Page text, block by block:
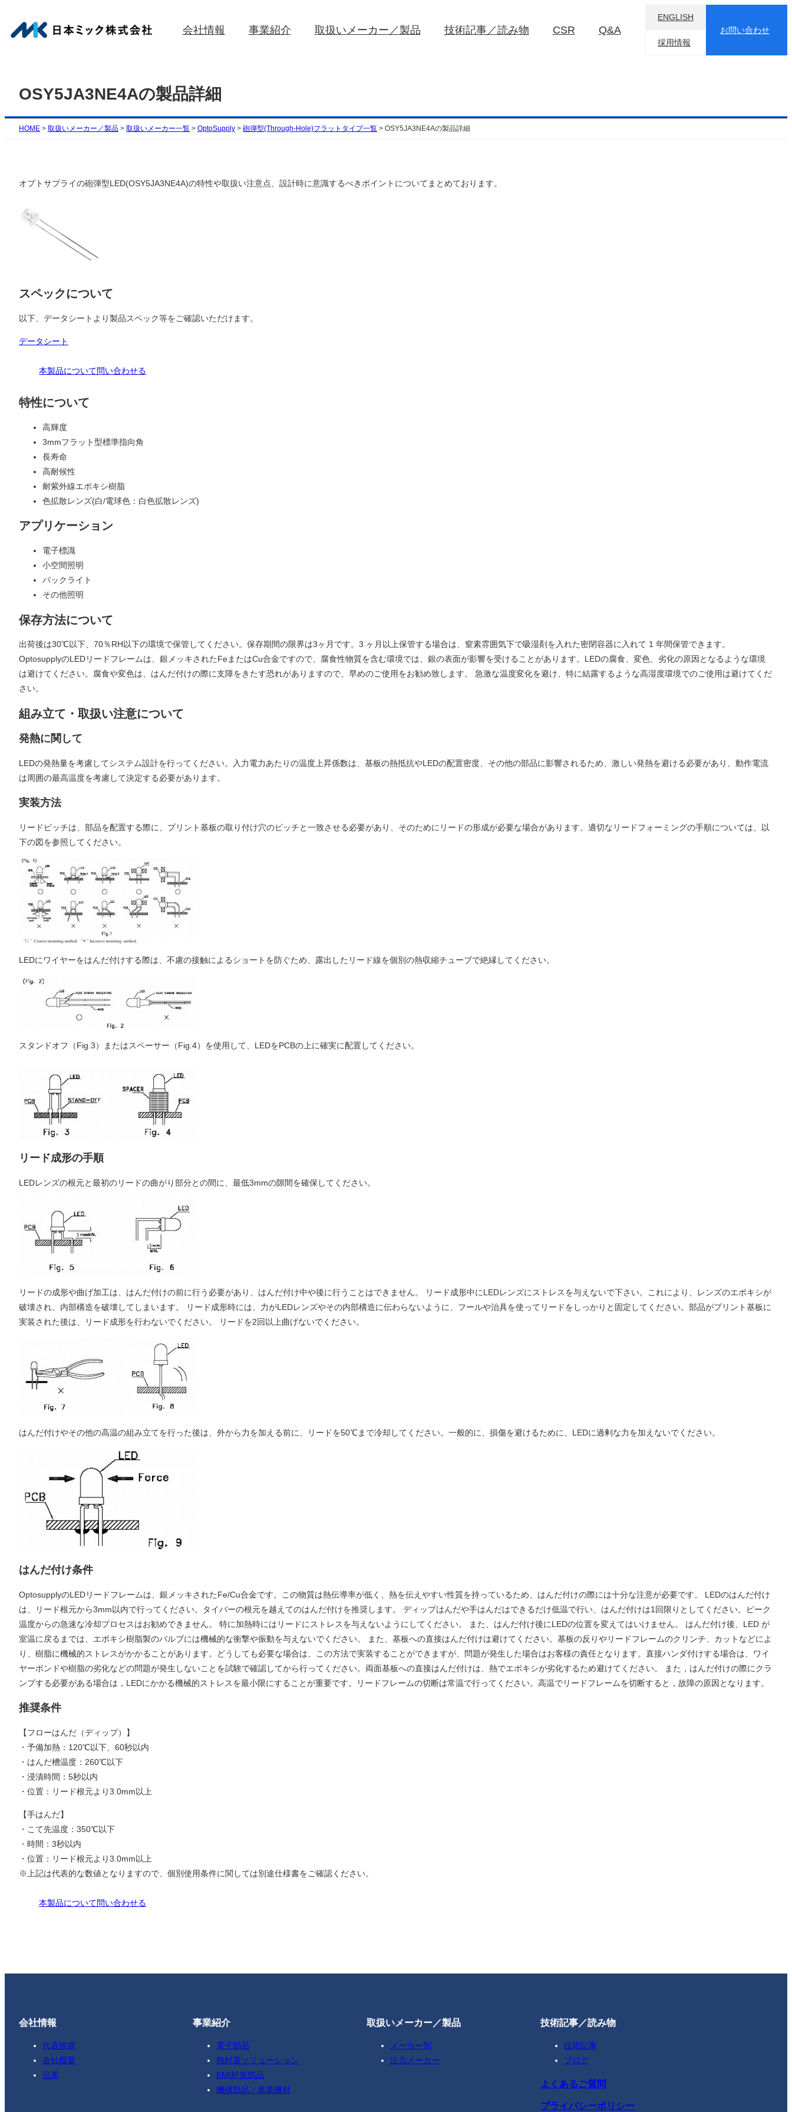
を
会社情報 事業紹介 取扱いメーカー／製品 技術記事／読み物 CSR Q&A
ENGLISH
採用情報
お問い合わせ
OSY5JA3NE4Aの製品詳細
HOME > 取扱いメーカー／製品 > 取扱いメーカー一覧 > OptoSupply > 砲弾型(Through-Hole)フラットタイプ一覧 > OSY5JA3NE4Aの製品詳細
オプトサプライの砲弾型LED(OSY5JA3NE4A)の特性や取扱い注意点、設計時に意識するべきポイントについてまとめております。
スペックについて
以下、データシートより製品スペック等をご確認いただけます。
データシート
本製品について問い合わせる
特性について
高輝度
3mmフラット型標準指向角
長寿命
高耐候性
耐紫外線エポキシ樹脂
色拡散レンズ(白/電球色：白色拡散レンズ)
アプリケーション
電子標識
小空間照明
バックライト
その他照明
保存方法について
出荷後は30℃以下、70％RH以下の環境で保管してください。保存期間の限界は3ヶ月です。3 ヶ月以上保管する場合は、窒素雰囲気下で吸湿剤を入れた密閉容器に入れて 1 年間保管できます。
OptosupplyのLEDリードフレームは、銀メッキされたFeまたはCu合金ですので、腐食性物質を含む環境では、銀の表面が影響を受けることがあります。LEDの腐食、変色、劣化の原因となるような環境
は避けてください。腐食や変色は、はんだ付けの際に支障をきたす恐れがありますので、早めのご使用をお勧め致します。 急激な温度変化を避け、特に結露するような高湿度環境でのご使用は避けてくだ
さい。
組み立て・取扱い注意について
発熱に関して
LEDの発熱量を考慮してシステム設計を行ってください。入力電力あたりの温度上昇係数は、基板の熱抵抗やLEDの配置密度、その他の部品に影響されるため、激しい発熱を避ける必要があり、動作電流
は周囲の最高温度を考慮して決定する必要があります。
実装方法
リードピッチは、部品を配置する際に、プリント基板の取り付け穴のピッチと一致させる必要があり、そのためにリードの形成が必要な場合があります。適切なリードフォーミングの手順については、以
下の図を参照してください。
LEDにワイヤーをはんだ付けする際は、不慮の接触によるショートを防ぐため、露出したリード線を個別の熱収縮チューブで絶縁してください。
スタンドオフ（Fig.3）またはスペーサー（Fig.4）を使用して、LEDをPCBの上に確実に配置してください。
リード成形の手順
LEDレンズの根元と最初のリードの曲がり部分との間に、最低3mmの隙間を確保してください。
リードの成形や曲げ加工は、はんだ付けの前に行う必要があり、はんだ付け中や後に行うことはできません。 リード成形中にLEDレンズにストレスを与えないで下さい。これにより、レンズのエポキシが
破壊され、内部構造を破壊してしまいます。 リード成形時には、力がLEDレンズやその内部構造に伝わらないように、フールや治具を使ってリードをしっかりと固定してください。部品がプリント基板に
実装された後は、リード成形を行わないでください。 リードを2回以上曲げないでください。
はんだ付けやその他の高温の組み立てを行った後は、外から力を加える前に、リードを50℃まで冷却してください。一般的に、損傷を避けるために、LEDに過剰な力を加えないでください。
はんだ付け条件
OptosupplyのLEDリードフレームは、銀メッキされたFe/Cu合金です。この物質は熱伝導率が低く、熱を伝えやすい性質を持っているため、はんだ付けの際には十分な注意が必要です。 LEDのはんだ付け
は、リード根元から3mm以内で行ってください。タイバーの根元を越えてのはんだ付けを推奨します。 ディップはんだや手はんだはできるだけ低温で行い、はんだ付けは1回限りとしてください。ピーク
温度からの急速な冷却プロセスはお勧めできません。 特に加熱時にはリードにストレスを与えないようにしてください。 また、はんだ付け後にLEDの位置を変えてはいけません。 はんだ付け後、LED が
室温に戻るまでは、エポキシ樹脂製のバルブには機械的な衝撃や振動を与えないでください。 また、基板への直接はんだ付けは避けてください。基板の反りやリードフレームのクリンチ、カットなどによ
り、樹脂に機械的ストレスがかかることがあります。どうしても必要な場合は、この方法で実装することができますが、問題が発生した場合はお客様の責任となります。直接ハンダ付けする場合は、ワイ
ヤーボンドや樹脂の劣化などの問題が発生しないことを試験で確認してから行ってください。両面基板への直接はんだ付けは、熱でエポキシが劣化するため避けてください。 また，はんだ付けの際にクラ
ンプする必要がある場合は，LEDにかかる機械的ストレスを最小限にすることが重要です。リードフレームの切断は常温で行ってください。高温でリードフレームを切断すると，故障の原因となります。
推奨条件
【フローはんだ（ディップ）】
・予備加熱：120℃以下、60秒以内
・はんだ槽温度：260℃以下
・浸漬時間：5秒以内
・位置：リード根元より3.0mm以上
【手はんだ】
・こて先温度：350℃以下
・時間：3秒以内
・位置：リード根元より3.0mm以上
※上記は代表的な数値となりますので、個別使用条件に関しては別途仕様書をご確認ください。
本製品について問い合わせる
会社情報
代表挨拶
会社概要
沿革
事業紹介
電子部品
熱対策ソリューション
EMI対策部品
機構部品／産業機材
取扱いメーカー／製品
メーカー別
注力メーカー
技術記事／読み物
技術記事
ブログ
よくあるご質問
プライバシーポリシー